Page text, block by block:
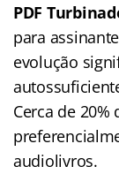
PDF
para
evolução
Cerca de
audiolivros.